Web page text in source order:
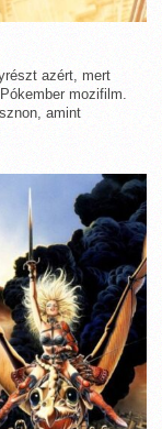
azért, mert
mozifilm.
amint